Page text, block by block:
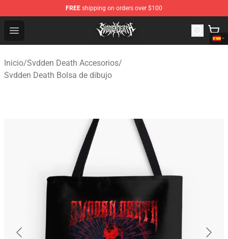
FREE shipping on orders over $100
Open menu
Svdden Death Shop - Official Svdden Death
Inicio/Svdden Death Accesorios/
Svdden Death Bolsa de dibujo